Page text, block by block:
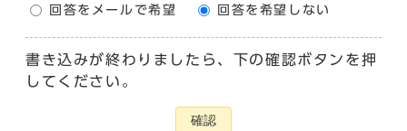
回答をメールで希望 回答を希望しない
書き込みが終わりましたら、下の確認ボタンを押
してください。
確認